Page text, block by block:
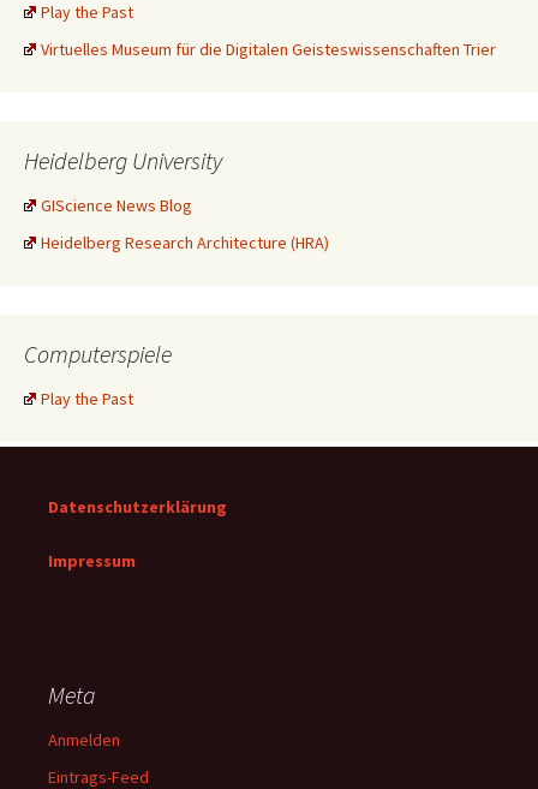
Play the Past
Virtuelles Museum für die Digitalen Geisteswissenschaften Trier
Heidelberg University
GIScience News Blog
Heidelberg Research Architecture (HRA)
Computerspiele
Play the Past
Datenschutzerklärung
Impressum
Meta
Anmelden
Eintrags-Feed